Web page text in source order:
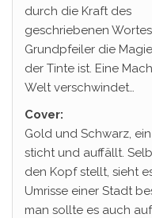
durch die Kraft des
geschriebenen
Grundpfeiler die Magie
der Tinte ist. Eine
Welt verschwindet…
Cover:
Gold und Schwarz,
sticht und auffällt.
den Kopf stellt, sieht
Umrisse einer Stadt
man sollte es auch